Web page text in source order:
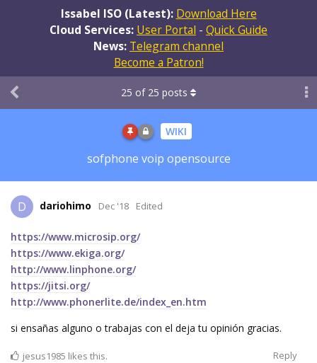
Issabel ISO (Latest): Download Here
Cloud Services: User Portal - Quick Guide
News: Telegram channel
Become a Patron!
WIKI
sofphone voip opensource
25 of 25 posts
D dariohimo Dec '18 Edited
https://www.microsip.org/
https://www.ekiga.org/
http://www.linphone.org/
https://jitsi.org/
http://www.phonerlite.de/index_en.htm
si ensañas alguno o trabajas con el deja tu opinión gracias.
Reply
jesus1985 likes this.